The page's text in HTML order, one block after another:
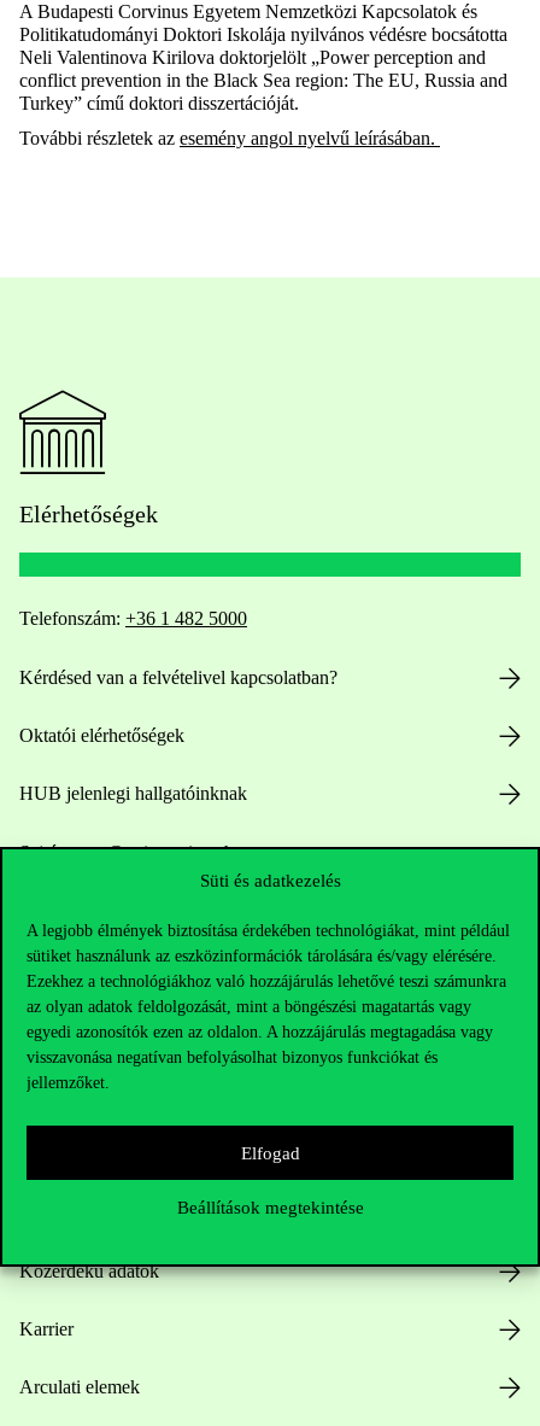
Süti és adatkezelés
A legjobb élmények biztosítása érdekében technológiákat, mint például
sütiket használunk az eszközinformációk tárolására és/vagy elérésére.
Ezekhez a technológiákhoz való hozzájárulás lehetővé teszi számunkra
az olyan adatok feldolgozását, mint a böngészési magatartás vagy
egyedi azonosítók ezen az oldalon. A hozzájárulás megtagadása vagy
visszavonása negatívan befolyásolhat bizonyos funkciókat és
jellemzőket.
Elfogad
Beállítások megtekintése
A Budapesti Corvinus Egyetem Nemzetközi Kapcsolatok és
Politikatudományi Doktori Iskolája nyilvános védésre bocsátotta
Neli Valentinova Kirilova doktorjelölt „Power perception and
conflict prevention in the Black Sea region: The EU, Russia and
Turkey” című doktori disszertációját.
További részletek az esemény angol nyelvű leírásában.
Elérhetőségek
Telefonszám: +36 1 482 5000
Kérdésed van a felvételivel kapcsolatban?
Oktatói elérhetőségek
HUB jelenlegi hallgatóinknak
Sajtó:press@uni-corvinus.hu
Hasznos linkek
Közérdekű adatok
Karrier
Arculati elemek